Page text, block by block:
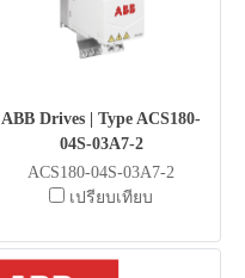
ABB Drives | Type ACS180-
04S-03A7-2
ACS180-04S-03A7-2
เปรียบเทียบ